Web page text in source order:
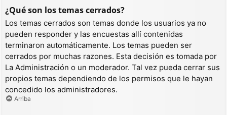
¿Qué son los temas cerrados?
Los temas cerrados son temas donde los usuarios ya no
pueden responder y las encuestas allí contenidas
terminaron automáticamente. Los temas pueden ser
cerrados por muchas razones. Esta decisión es tomada por
La Administración o un moderador. Tal vez pueda cerrar sus
propios temas dependiendo de los permisos que le hayan
concedido los administradores.
Arriba